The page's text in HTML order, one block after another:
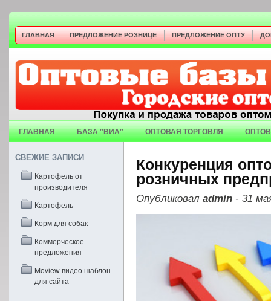
ГЛАВНАЯ ПРЕДЛОЖЕНИЕ РОЗНИЦЕ ПРЕДЛОЖЕНИЕ ОПТУ
ГЛАВНАЯ БАЗА "ВИА" ОПТОВАЯ ТОРГОВЛЯ
СВЕЖИЕ ЗАПИСИ
Картофель от
производителя
Картофель
Корм для собак
Коммерческое
предложения
Moview видео шаблон
для сайта
Конкуренция
розничных
Опубликовал admin - 31